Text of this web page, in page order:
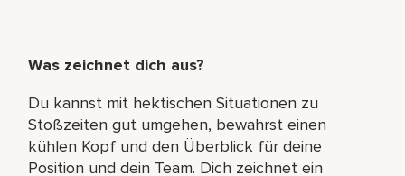
Was zeichnet dich aus?
Du kannst mit hektischen Situationen zu
Stoßzeiten gut umgehen, bewahrst einen
kühlen Kopf und den Überblick für deine
Position und dein Team. Dich zeichnet ein